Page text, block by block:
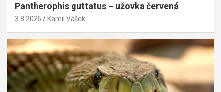
Pantherophis guttatus – užovka červená
3.8.2026 Kamil Vašek